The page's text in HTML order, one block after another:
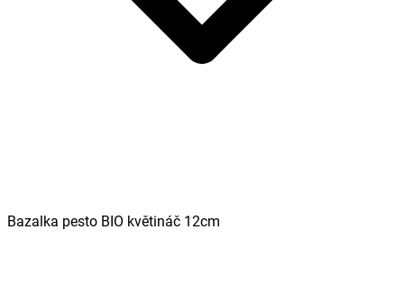
Bazalka pesto BIO květináč 12cm